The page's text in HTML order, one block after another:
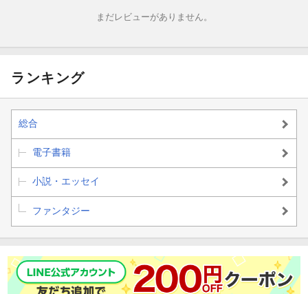
まだレビューがありません。
ランキング
総合
電子書籍
小説・エッセイ
ファンタジー